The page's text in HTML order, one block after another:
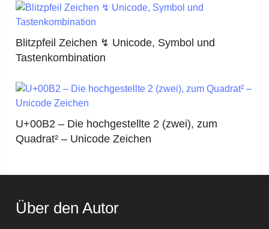
Blitzpfeil Zeichen ↯ Unicode, Symbol und
Tastenkombination
U+00B2 – Die hochgestellte 2 (zwei), zum
Quadrat² – Unicode Zeichen
Über den Autor